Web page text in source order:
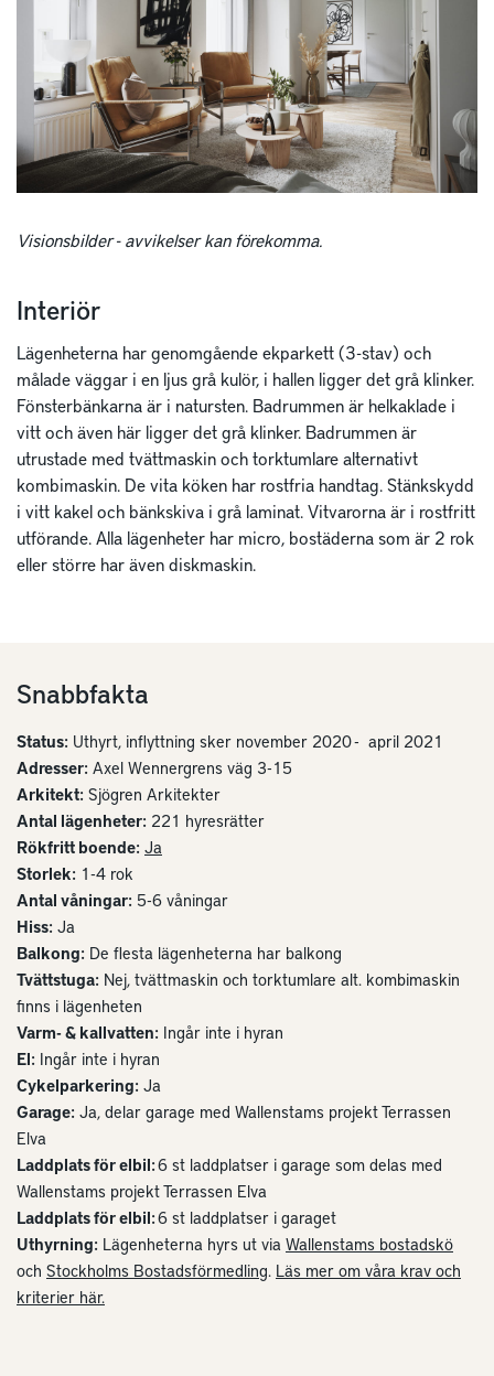
Visionsbilder - avvikelser kan förekomma.
Interiör
Lägenheterna har genomgående ekparkett (3-stav) och
målade väggar i en ljus grå kulör, i hallen ligger det grå klinker.
Fönsterbänkarna är i natursten. Badrummen är helkaklade i
vitt och även här ligger det grå klinker. Badrummen är
utrustade med tvättmaskin och torktumlare alternativt
kombimaskin. De vita köken har rostfria handtag. Stänkskydd
i vitt kakel och bänkskiva i grå laminat. Vitvarorna är i rostfritt
utförande. Alla lägenheter har micro, bostäderna som är 2 rok
eller större har även diskmaskin.
Snabbfakta
Status: Uthyrt, inflyttning sker november 2020 - april 2021
Adresser: Axel Wennergrens väg 3-15
Arkitekt: Sjögren Arkitekter
Antal lägenheter: 221 hyresrätter
Rökfritt boende: Ja
Storlek: 1-4 rok
Antal våningar: 5-6 våningar
Hiss: Ja
Balkong: De flesta lägenheterna har balkong
Tvättstuga: Nej, tvättmaskin och torktumlare alt. kombimaskin
finns i lägenheten
Varm- & kallvatten: Ingår inte i hyran
El: Ingår inte i hyran
Cykelparkering: Ja
Garage: Ja, delar garage med Wallenstams projekt Terrassen
Elva
Laddplats för elbil:6 st laddplatser i garage som delas med
Wallenstams projekt Terrassen Elva
Laddplats för elbil:6 st laddplatser i garaget
Uthyrning: Lägenheterna hyrs ut via Wallenstams bostadskö
och Stockholms Bostadsförmedling. Läs mer om våra krav och
kriterier här.